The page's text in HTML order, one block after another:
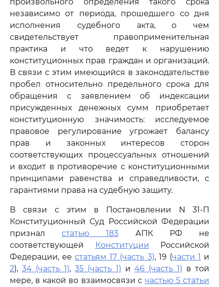
независимо от периода, прошедшего со дня
исполнения судебного акта, о чем
свидетельствует правоприменительная
практика и что ведет к нарушению
конституционных прав граждан и организаций.
В связи с этим имеющийся в законодательстве
пробел относительно предельного срока для
обращения с заявлением об индексации
присужденных денежных сумм приобретает
конституционную значимость: исследуемое
правовое регулирование угрожает балансу
прав и законных интересов сторон
соответствующих процессуальных отношений
и входит в противоречие с конституционными
принципами равенства и справедливости, с
гарантиями права на судебную защиту.
В связи с этим в Постановлении N 31-П
Конституционный Суд Российской Федерации
призналстатью 183 АПК РФ не
соответствующей
Конституции Российской
Федерации, еестатьям 17 (часть 3), 19 (части 1 и
2), 34 (часть 1), 35 (часть 1) и 46 (часть 1) в той
мере, в какой во взаимосвязи с частью 5 статьи